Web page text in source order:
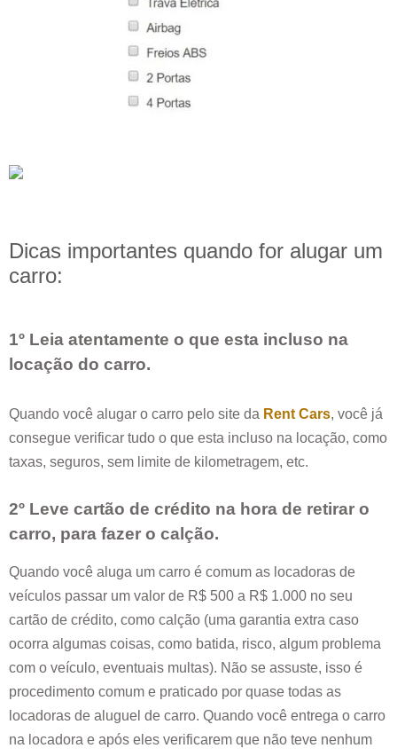
Dicas importantes quando for alugar um
carro:
1º Leia atentamente o que esta incluso na
locação do carro.
Quando você alugar o carro pelo site da Rent Cars, você já
consegue verificar tudo o que esta incluso na locação, como
taxas, seguros, sem limite de kilometragem, etc.
2º Leve cartão de crédito na hora de retirar o
carro, para fazer o calção.
Quando você aluga um carro é comum as locadoras de
veículos passar um valor de R$ 500 a R$ 1.000 no seu
cartão de crédito, como calção (uma garantia extra caso
ocorra algumas coisas, como batida, risco, algum problema
com o veículo, eventuais multas). Não se assuste, isso é
procedimento comum e praticado por quase todas as
locadoras de aluguel de carro. Quando você entrega o carro
na locadora e após eles verificarem que não teve nenhum